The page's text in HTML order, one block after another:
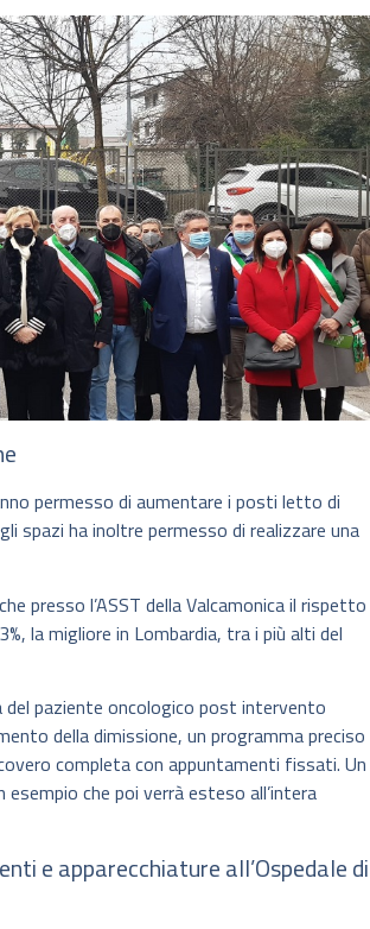
permesso di aumentare i posti letto di
spazi ha inoltre permesso di realizzare una
presso l’ASST della Valcamonica il rispetto
la migliore in Lombardia, tra i più alti del
del paziente oncologico post intervento
della dimissione, un programma preciso
completa con appuntamenti fissati. Un
esempio che poi verrà esteso all’intera
e apparecchiature all’Ospedale di